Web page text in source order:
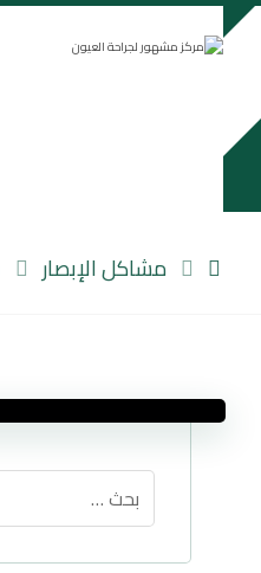
مشاكل الإبصار